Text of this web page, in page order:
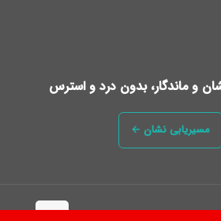
و ماندگار، بدون درد و استرس
مسیریابی نشان ←